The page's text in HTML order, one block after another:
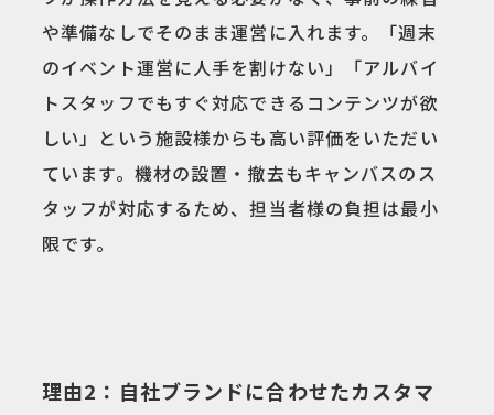
や準備なしでそのまま運営に入れます。「週末
のイベント運営に人手を割けない」「アルバイ
トスタッフでもすぐ対応できるコンテンツが欲
しい」という施設様からも高い評価をいただい
ています。機材の設置・撤去もキャンバスのス
タッフが対応するため、担当者様の負担は最小
限です。
理由2：自社ブランドに合わせたカスタマ